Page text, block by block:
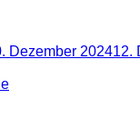
Dezember 202412.